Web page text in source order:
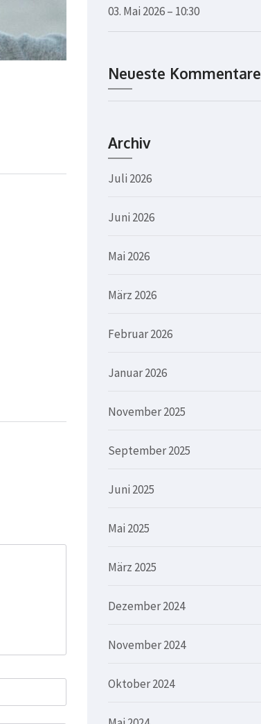
03. Mai 2026 – 10:30
Neueste Kommentare
Archiv
Juli 2026
Juni 2026
Mai 2026
März 2026
Februar 2026
Januar 2026
November 2025
September 2025
Juni 2025
Mai 2025
März 2025
Dezember 2024
November 2024
Oktober 2024